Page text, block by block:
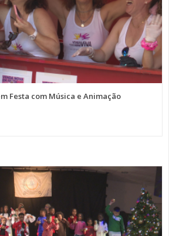
Festa com Música e Animação